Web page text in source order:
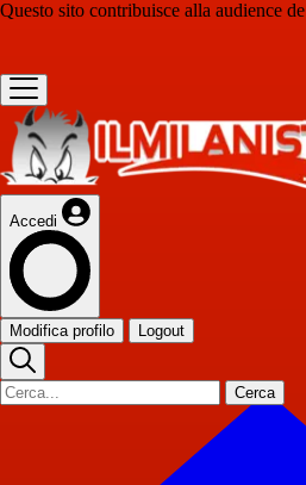
Questo sito contribuisce alla audience de
Accedi
Modifica profilo Logout
Cerca